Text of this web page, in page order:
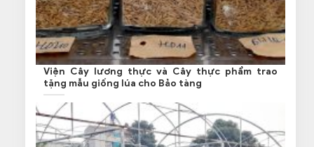
Viện Cây lương thực và Cây thực phẩm trao
tặng mẫu giống lúa cho Bảo tàng